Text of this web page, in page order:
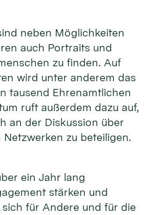
neben Möglichkeiten
auch Portraits und
zu finden. Auf
wird unter anderem das
tausend Ehrenamtlichen
ruft außerdem dazu auf,
an der Diskussion über
zu beteiligen.
ein Jahr lang
stärken und
für Andere und für die